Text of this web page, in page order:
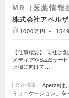
MR（医薬情報
株式会社アペルザ
1000万円 ～
【仕事概要】 同社は
メディアやSaaSサー
上場に向けて…
会社概要
Aperzaは
ミュニケーション」